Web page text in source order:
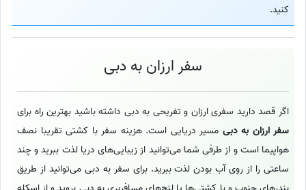
کنید.
سفر ارزان به دبی
اگر قصد دارید سفری ارزان و تفریحی به دبی داشته باشید بهترین راه برای
سفر ارزان به دبی مسیر دریایی است. هزینه سفر با کشتی تقریبا نصف
هواپیما است و از طرفی شما می‌توانید از زیبایی‌های دریا لذت ببرید و چند
ساعتی را از روی آب بودن لذت ببرید. برای سفر به دبی می‌توانید از طریق